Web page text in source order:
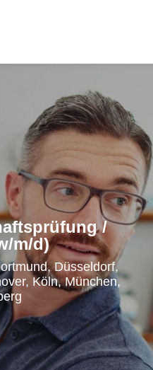
/
m/d)
Düsseldorf,
Köln, München,